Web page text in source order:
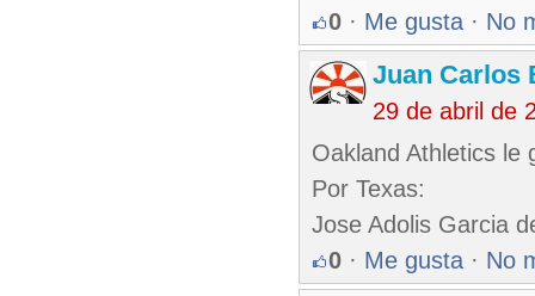
0 · Me gusta · No
Juan Carlos
29 de abril de
Oakland Athletics le
Por Texas:
Jose Adolis Garcia
0 · Me gusta · No